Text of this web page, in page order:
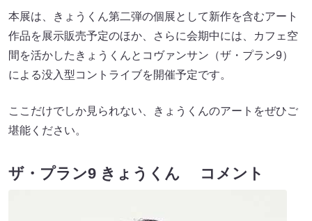
本展は、きょうくん第二弾の個展として新作を含むアート
作品を展示販売予定のほか、さらに会期中には、カフェ空
間を活かしたきょうくんとコヴァンサン（ザ・プラン9）
による没入型コントライブを開催予定です。
ここだけでしか見られない、きょうくんのアートをぜひご
堪能ください。
ザ・プラン9 きょうくん コメント